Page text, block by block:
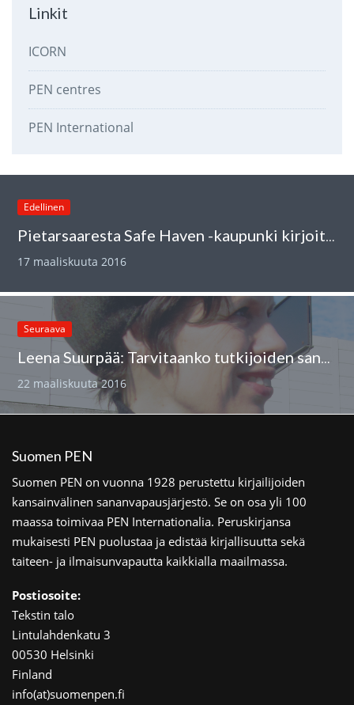
Linkit
ICORN
PEN centres
PEN International
Edellinen
Pietarsaaresta Safe Haven -kaupunki kirjoittajille?
17 maaliskuuta 2016
Seuraava
Leena Suurpää: Tarvitaanko tutkijoiden sananvapausjärjestöä?
22 maaliskuuta 2016
Suomen PEN
Suomen PEN on vuonna 1928 perustettu kirjailijoiden
kansainvälinen sananvapausjärjestö. Se on osa yli 100
maassa toimivaa PEN Internationalia. Peruskirjansa
mukaisesti PEN puolustaa ja edistää kirjallisuutta sekä
taiteen- ja ilmaisunvapautta kaikkialla maailmassa.
Postiosoite:
Tekstin talo
Lintulahdenkatu 3
00530 Helsinki
Finland
info(at)suomenpen.fi